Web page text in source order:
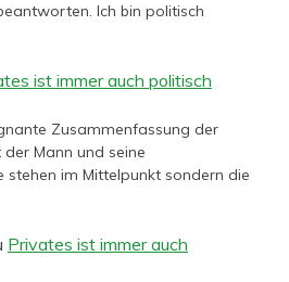
Ich bin politisch
ist immer auch politisch
Zusammenfassung der
Mann und seine
stehen im Mittelpunkt sondern die
Privates ist immer auch